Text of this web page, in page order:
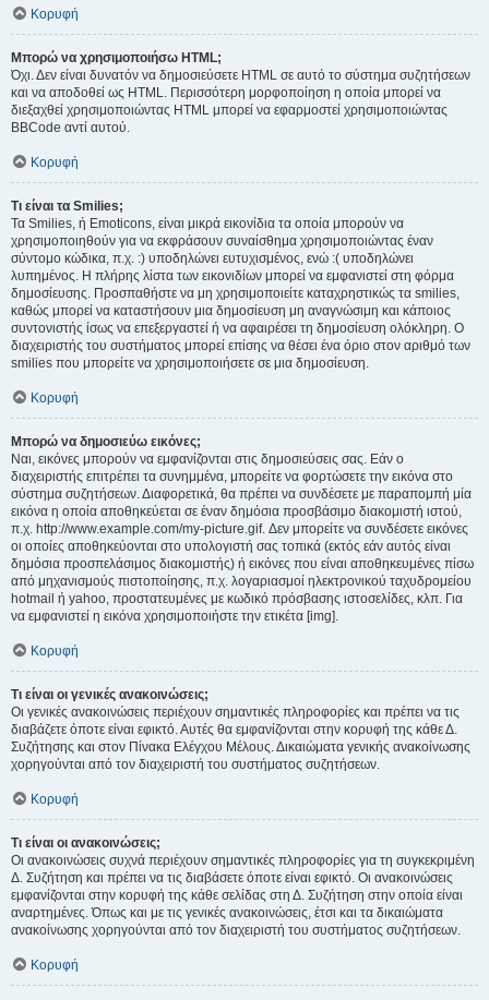
Κορυφή
Μπορώ να χρησιμοποιήσω HTML;
Όχι. Δεν είναι δυνατόν να δημοσιεύσετε HTML σε αυτό το σύστημα συζητήσεων
και να αποδοθεί ως HTML. Περισσότερη μορφοποίηση η οποία μπορεί να
διεξαχθεί χρησιμοποιώντας HTML μπορεί να εφαρμοστεί χρησιμοποιώντας
BBCode αντί αυτού.
Κορυφή
Τι είναι τα Smilies;
Τα Smilies, ή Emoticons, είναι μικρά εικονίδια τα οποία μπορούν να
χρησιμοποιηθούν για να εκφράσουν συναίσθημα χρησιμοποιώντας έναν
σύντομο κώδικα, π.χ. :) υποδηλώνει ευτυχισμένος, ενώ :( υποδηλώνει
λυπημένος. Η πλήρης λίστα των εικονιδίων μπορεί να εμφανιστεί στη φόρμα
δημοσίευσης. Προσπαθήστε να μη χρησιμοποιείτε καταχρηστικώς τα smilies,
καθώς μπορεί να καταστήσουν μια δημοσίευση μη αναγνώσιμη και κάποιος
συντονιστής ίσως να επεξεργαστεί ή να αφαιρέσει τη δημοσίευση ολόκληρη. Ο
διαχειριστής του συστήματος μπορεί επίσης να θέσει ένα όριο στον αριθμό των
smilies που μπορείτε να χρησιμοποιήσετε σε μια δημοσίευση.
Κορυφή
Μπορώ να δημοσιεύω εικόνες;
Ναι, εικόνες μπορούν να εμφανίζονται στις δημοσιεύσεις σας. Εάν ο
διαχειριστής επιτρέπει τα συνημμένα, μπορείτε να φορτώσετε την εικόνα στο
σύστημα συζητήσεων. Διαφορετικά, θα πρέπει να συνδέσετε με παραπομπή μία
εικόνα η οποία αποθηκεύεται σε έναν δημόσια προσβάσιμο διακομιστή ιστού,
π.χ. http://www.example.com/my-picture.gif. Δεν μπορείτε να συνδέσετε εικόνες
οι οποίες αποθηκεύονται στο υπολογιστή σας τοπικά (εκτός εάν αυτός είναι
δημόσια προσπελάσιμος διακομιστής) ή εικόνες που είναι αποθηκευμένες πίσω
από μηχανισμούς πιστοποίησης, π.χ. λογαριασμοί ηλεκτρονικού ταχυδρομείου
hotmail ή yahoo, προστατευμένες με κωδικό πρόσβασης ιστοσελίδες, κλπ. Για
να εμφανιστεί η εικόνα χρησιμοποιήστε την ετικέτα [img].
Κορυφή
Τι είναι οι γενικές ανακοινώσεις;
Οι γενικές ανακοινώσεις περιέχουν σημαντικές πληροφορίες και πρέπει να τις
διαβάζετε όποτε είναι εφικτό. Αυτές θα εμφανίζονται στην κορυφή της κάθε Δ.
Συζήτησης και στον Πίνακα Ελέγχου Μέλους. Δικαιώματα γενικής ανακοίνωσης
χορηγούνται από τον διαχειριστή του συστήματος συζητήσεων.
Κορυφή
Τι είναι οι ανακοινώσεις;
Οι ανακοινώσεις συχνά περιέχουν σημαντικές πληροφορίες για τη συγκεκριμένη
Δ. Συζήτηση και πρέπει να τις διαβάσετε όποτε είναι εφικτό. Οι ανακοινώσεις
εμφανίζονται στην κορυφή της κάθε σελίδας στη Δ. Συζήτηση στην οποία είναι
αναρτημένες. Όπως και με τις γενικές ανακοινώσεις, έτσι και τα δικαιώματα
ανακοίνωσης χορηγούνται από τον διαχειριστή του συστήματος συζητήσεων.
Κορυφή